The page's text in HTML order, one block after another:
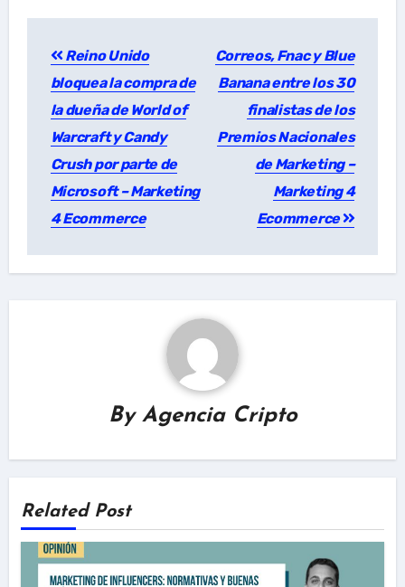
navigation
Reino Unido
bloquea la compra de
la dueña de World of
Warcraft y Candy
Crush por parte de
Microsoft – Marketing
4 Ecommerce
Correos, Fnac y Blue
Banana entre los 30
finalistas de los
Premios Nacionales
de Marketing –
Marketing 4
Ecommerce
By Agencia Cripto
Related Post